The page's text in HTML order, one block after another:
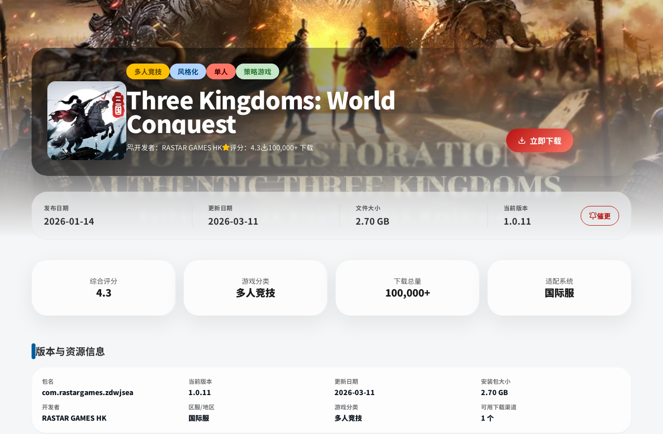
多人竞技 风格化 单人 策略游戏
Three Kingdoms: World
Conquest
开发者： RASTAR GAMES HK 评分： 4.3 100,000+下载
立即下载
发布日期
2026-01-14
更新日期
2026-03-11
文件大小
2.70 GB
当前版本
1.0.11 催更
综合评分
4.3
游戏分类
多人竞技
下载总量
100,000+
适配系统
国际服
版本与资源信息
包名
com.rastargames.zdwjsea
当前版本
1.0.11
更新日期
2026-03-11
安装包大小
2.70 GB
开发者
RASTAR GAMES HK
区服/地区
国际服
游戏分类
多人竞技
可用下载渠道
1 个